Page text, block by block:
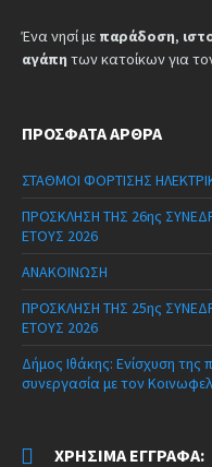
Ένα νησί με παράδοση,
αγάπη των κατοίκων για
ΠΡΌΣΦΑΤΑ ΆΡΘΡΑ
ΣΤΑΘΜΟΙ ΦΟΡΤΙΣΗΣ
ΠΡΟΣΚΛΗΣΗ ΤΗΣ 26ης
ΕΤΟΥΣ 2026
ΑΝΑΚΟΙΝΩΣΗ
ΠΡΟΣΚΛΗΣΗ ΤΗΣ 25ης
ΕΤΟΥΣ 2026
Δήμος Ιθάκης: Ενίσχυση
συνεργασία με τον
ΧΡΉΣΙΜΑ ΈΓΓΡΑΦΑ: